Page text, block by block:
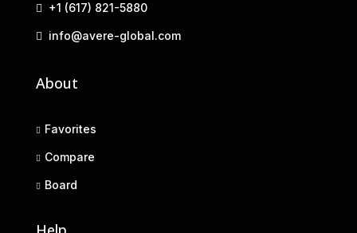
+1 (617) 821-5880
info@avere-global.com
About
Favorites
Compare
Board